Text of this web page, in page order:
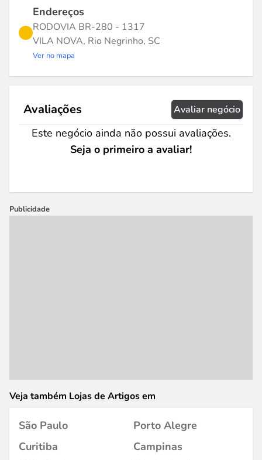
Endereços
RODOVIA BR-280 - 1317
VILA NOVA, Rio Negrinho, SC
Ver no mapa
Avaliações Avaliar negócio
Este negócio ainda não possui avaliações.
Seja o primeiro a avaliar!
Publicidade
Veja também Lojas de Artigos em
São Paulo
Porto Alegre
Curitiba
Campinas